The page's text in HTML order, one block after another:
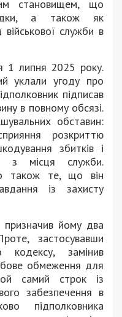
становищем, що
а також як
служби в
1 липня 2025 року.
уклали угоду про
підписав
в повному обсязі.
обставин:
розкриттю
збитків і
з місця служби.
також те, що він
із захисту
призначив йому два
застосувавши
кодексу, замінив
обмеження для
самий строк із
забезпечення в
підполковника